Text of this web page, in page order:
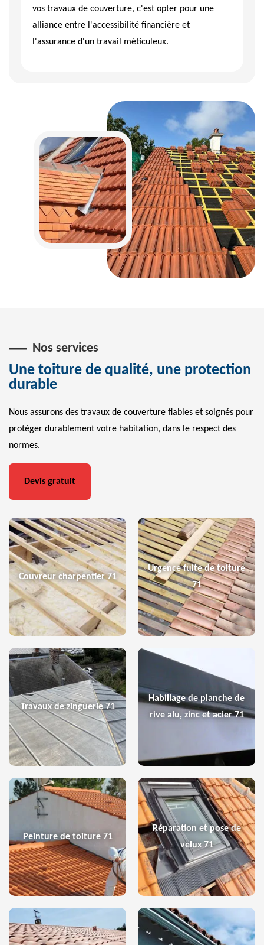
vos travaux de couverture, c'est opter pour une
alliance entre l'accessibilité financière et
l'assurance d'un travail méticuleux.
Nos services
Une toiture de qualité, une protection
durable
Nous assurons des travaux de couverture fiables et soignés pour
protéger durablement votre habitation, dans le respect des
normes.
Devis gratuit
Couvreur charpentier 71
Urgence fuite de toiture
71
Travaux de zinguerie 71
Habillage de planche de
rive alu, zinc et acier 71
Peinture de toiture 71
Réparation et pose de
velux 71